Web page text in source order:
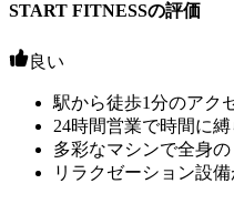
START FITNESSの評価
良い
駅から徒歩1分のアク
24時間営業で時間に
多彩なマシンで全身
リラクゼーション設